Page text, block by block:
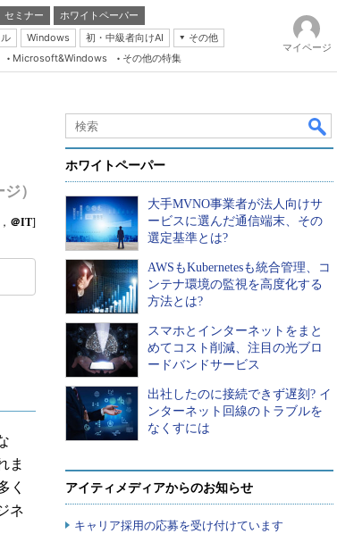
セミナー
ホワイトペーパー
Windows 初・中級者向けAI
その他
Server & Storage
Database Expert
Master of IP Network
Security & Trust
Microsoft&Windows その他の特集
マイページ
）
， ＠IT]
ま
く
ネ
ホワイトペーパー
大手MVNO事業者が法人向けサ
ービスに選んだ通信端末、その
選定基準とは?
AWSもKubernetesも統合管理、コ
ンテナ環境の監視を高度化する
方法とは?
スマホとインターネットをまと
めてコスト削減、注目の光ブロ
ードバンドサービス
出社したのに接続できず遅刻? イ
ンターネット回線のトラブルを
なくすには
アイティメディアからのお知らせ
キャリア採用の応募を受け付けています